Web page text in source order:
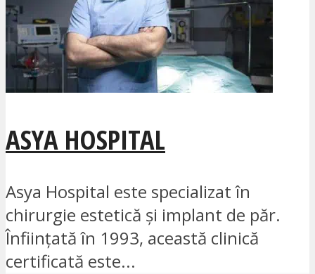
ASYA HOSPITAL
Asya Hospital este specializat în
chirurgie estetică și implant de păr.
Înființată în 1993, această clinică
certificată este...